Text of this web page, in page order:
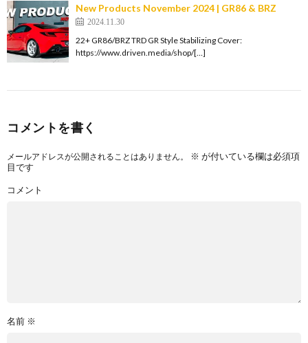
New Products November 2024 | GR86 & BRZ
2024.11.30
22+ GR86/BRZ TRD GR Style Stabilizing Cover:
https://www.driven.media/shop/[…]
コメントを書く
メールアドレスが公開されることはありません。 ※ が付いている欄は必須項
目です
コメント
名前 ※